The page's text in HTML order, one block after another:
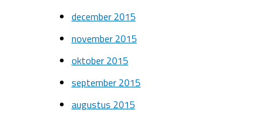
december 2015
november 2015
oktober 2015
september 2015
augustus 2015